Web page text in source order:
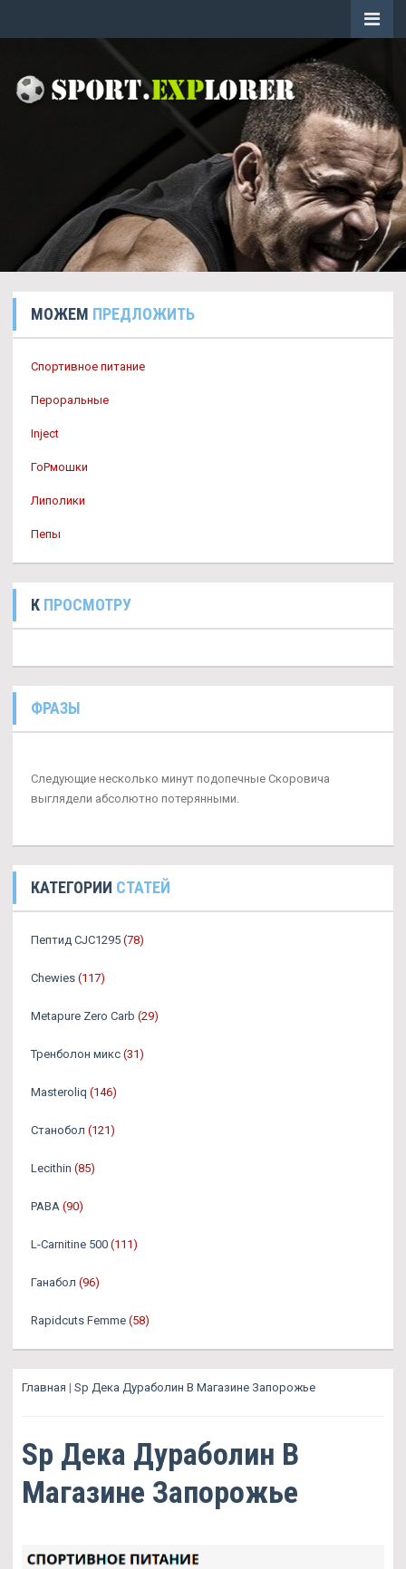
МОЖЕМ ПРЕДЛОЖИТЬ
Спортивное питание
Пероральные
Inject
ГоРмошки
Липолики
Пепы
К ПРОСМОТРУ
ФРАЗЫ
Следующие несколько минут подопечные Скоровича
выглядели абсолютно потерянными.
КАТЕГОРИИ СТАТЕЙ
Пептид CJC1295 (78)
Chewies (117)
Metapure Zero Carb (29)
Тренболон микс (31)
Masteroliq (146)
Станобол (121)
Lecithin (85)
PABA (90)
L-Carnitine 500 (111)
Ганабол (96)
Rapidcuts Femme (58)
Главная | Sp Дека Дураболин В Магазине Запорожье
Sp Дека Дураболин В
Магазине Запорожье